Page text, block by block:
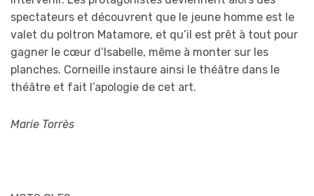
spectateurs et découvrent que le jeune homme est le
valet du poltron Matamore, et qu’il est prêt à tout pour
gagner le cœur d’Isabelle, même à monter sur les
planches. Corneille instaure ainsi le théâtre dans le
théâtre et fait l’apologie de cet art.
Marie Torrès